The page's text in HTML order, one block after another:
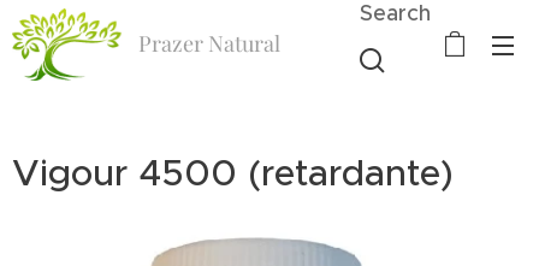
Prazer Natural
Search
Vigour 4500 (retardante)